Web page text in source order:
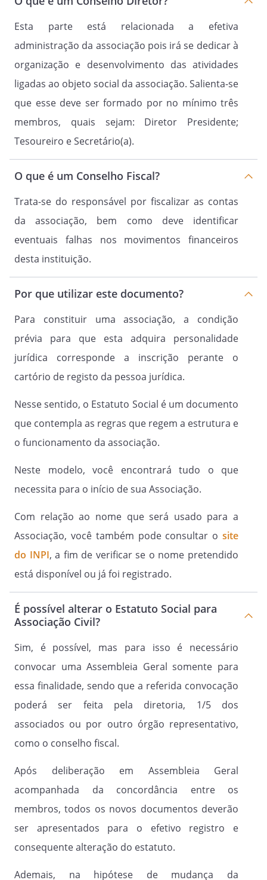
estatuto e, ainda, recorrer à
Assembleia Geral contra qualquer ato da
Artigo 10º.
quadro social, quando julgar necessário,
protocolando seu pedido junto à
Secretaria da Associação, desde que não
esteja em débito com suas obrigações
associativas.
Artigo 11º.
Fica a Diretoria Executiva autorizada a
determinar sobre a perda da qualidade
disciplinar.
Parágrafo Primeiro.
O associado terá direito a ampla defesa
quando devidamente comprovada a
ocorrência de: (i) violação do Estatuto
social; (ii) difamação da Associação, de
(iii) atividades contrárias às decisões das
assembléias gerais; (iv) desvio dos bons
mediante a prática de atos ilícitos ou
imorais; (vi) falta de pagamento, por
três parcelas consecutivas das
contribuições associativas.
Parágrafo Segundo.
devidamente notificado dos fatos a ele
imputados, através de notificação
extrajudicial, para que apresente sua
defesa prévia no prazo de
recebimento da comunicação.
Após o decurso do prazo descrito no
parágrafo anterior, independentemente
representação será decidida em reunião
extraordinária da Diretoria Executiva, por
maioria simples de votos dos diretores
presentes;
Esta parte está relacionada a efetiva
administração da associação pois irá se dedicar à
organização e desenvolvimento das atividades
ligadas ao objeto social da associação. Salienta-se
que esse deve ser formado por no mínimo três
membros, quais sejam: Diretor Presidente;
Tesoureiro e Secretário(a).
O que é um Conselho Fiscal?
Trata-se do responsável por fiscalizar as contas
da associação, bem como deve identificar
eventuais falhas nos movimentos financeiros
desta instituição.
Por que utilizar este documento?
Para constituir uma associação, a condição
prévia para que esta adquira personalidade
jurídica corresponde a inscrição perante o
cartório de registo da pessoa jurídica.
Nesse sentido, o Estatuto Social é um documento
que contempla as regras que regem a estrutura e
o funcionamento da associação.
Neste modelo, você encontrará tudo o que
necessita para o início de sua Associação.
Com relação ao nome que será usado para a
Associação, você também pode consultar o site
do INPI, a fim de verificar se o nome pretendido
está disponível ou já foi registrado.
É possível alterar o Estatuto Social para
Associação Civil?
Sim, é possível, mas para isso é necessário
convocar uma Assembleia Geral somente para
essa finalidade, sendo que a referida convocação
poderá ser feita pela diretoria, 1/5 dos
associados ou por outro órgão representativo,
como o conselho fiscal.
Após deliberação em Assembleia Geral
acompanhada da concordância entre os
membros, todos os novos documentos deverão
ser apresentados para o efetivo registro e
consequente alteração do estatuto.
Ademais, na hipótese de mudança da